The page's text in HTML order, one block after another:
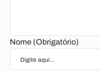
Nome (Obrigatório)